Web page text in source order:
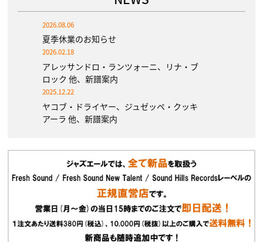
2026.08.06
夏季休業のお知らせ
2026.02.18
アレッサンドロ・ランツォーニ、リナ・ブ
ロック 他、新譜案内
2025.12.22
ヤコブ・ドライヤー、ジュゼッペ・クッキ
アーラ 他、新譜案内